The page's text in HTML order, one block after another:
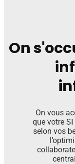
On
On vous
que votre
selon vos